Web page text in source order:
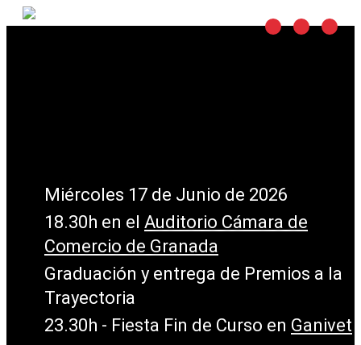
Miércoles 17 de Junio de 2026
18.30h en el Auditorio Cámara de
Comercio de Granada
Graduación y entrega de Premios a la
Trayectoria
23.30h - Fiesta Fin de Curso en Ganivet